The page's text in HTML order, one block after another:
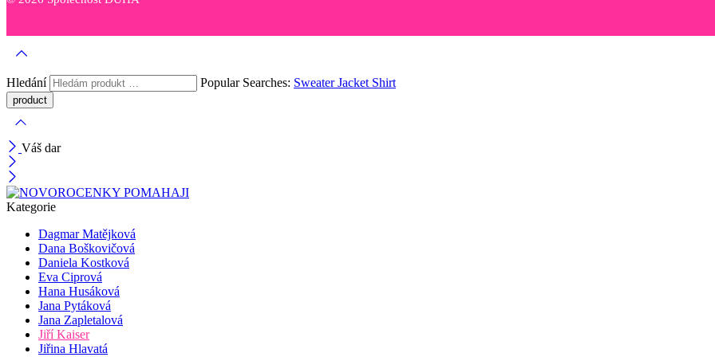
Hledání Popular Searches: SweaterJacket Shirt
Váš dar
Kategorie
Dagmar Matějková
Dana Boškovičová
Daniela Kostková
Eva Ciprová
Hana Husáková
Jana Pytáková
Jana Zapletalová
Jiří Kaiser
Jiřina Hlavatá